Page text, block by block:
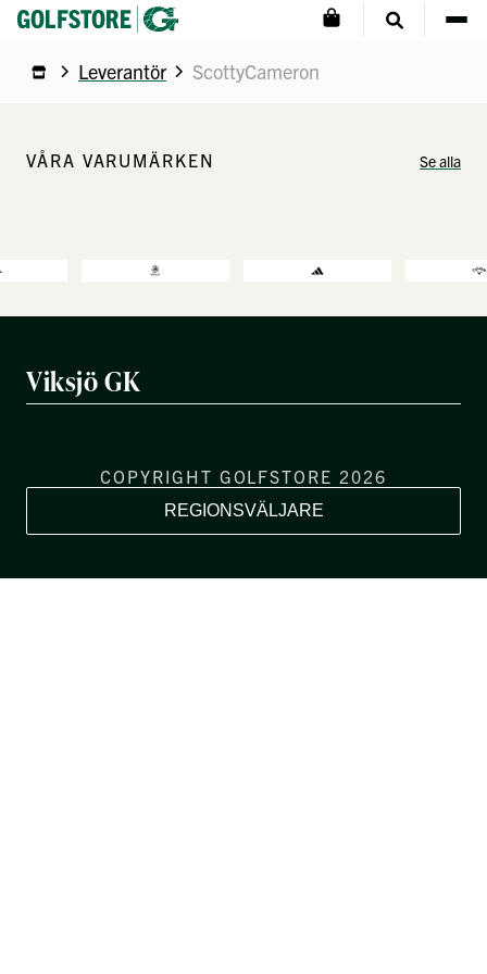
Leverantör ScottyCameron
VÅRA VARUMÄRKEN Se alla
Viksjö GK
COPYRIGHT GOLFSTORE 2026
REGIONSVÄLJARE